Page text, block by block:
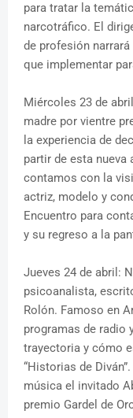
para tratar la
narcotráfico. El
de profesión
que implementar
Miércoles 23 de
madre por vientre
la experiencia de
partir de esta
contamos con la
actriz, modelo y
Encuentro para
y su regreso a la
Jueves 24 de abril:
psicoanalista,
Rolón. Famoso en
programas de radio
trayectoria y cómo
“Historias de
música el invitado
premio Gardel de